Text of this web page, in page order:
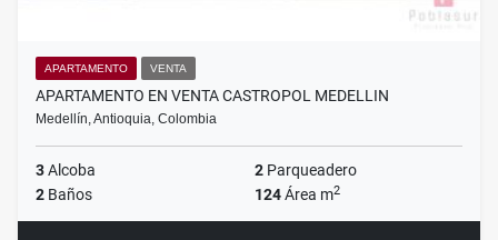
APARTAMENTO VENTA
APARTAMENTO EN VENTA CASTROPOL MEDELLIN
Medellín, Antioquia, Colombia
3Alcoba 2 Parqueadero
2 Baños 124Área m2